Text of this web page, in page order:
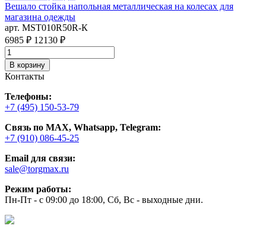
Вешало стойка напольная металлическая на колесах для
магазина одежды
арт. MST010R50R-К
6985 ₽ 12130 ₽
В корзину
Контакты
Телефоны:
+7 (495) 150-53-79
Связь по MAX, Whatsapp, Telegram:
+7 (910) 086-45-25
Email для связи:
sale@torgmax.ru
Режим работы:
Пн-Пт - с 09:00 до 18:00, Сб, Вс - выходные дни.